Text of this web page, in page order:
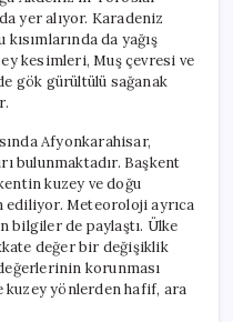
yer alıyor. Karadeniz
da yağış
kesimleri, Muş çevresi ve
gök gürültülü sağanak
Afyonkarahisar,
bulunmaktadır. Başkent
kuzey ve doğu
ediliyor. Meteoroloji ayrıca
bilgiler de paylaştı. Ülke
değer bir değişiklik
korunması
kuzey yönlerden hafif, ara